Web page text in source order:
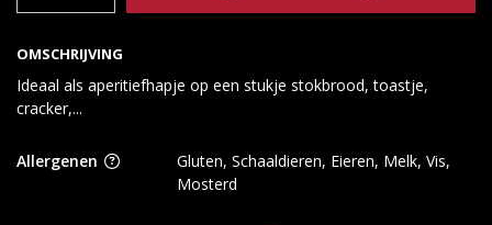
OMSCHRIJVING
Ideaal als aperitiefhapje op een stukje stokbrood, toastje,
cracker,...
Allergenen
Gluten, Schaaldieren, Eieren, Melk, Vis,
Mosterd